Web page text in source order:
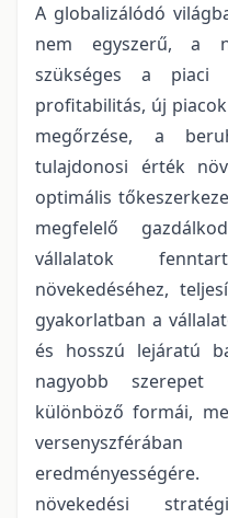
A globalizálódó
nem egyszerű, a
szükséges a piaci
profitabilitás, új
megőrzése, a
tulajdonosi érték
optimális
megfelelő
vállalatok
növekedéséhez,
gyakorlatban a
és hosszú lejáratú
nagyobb szerepet
különböző formái,
növekedési